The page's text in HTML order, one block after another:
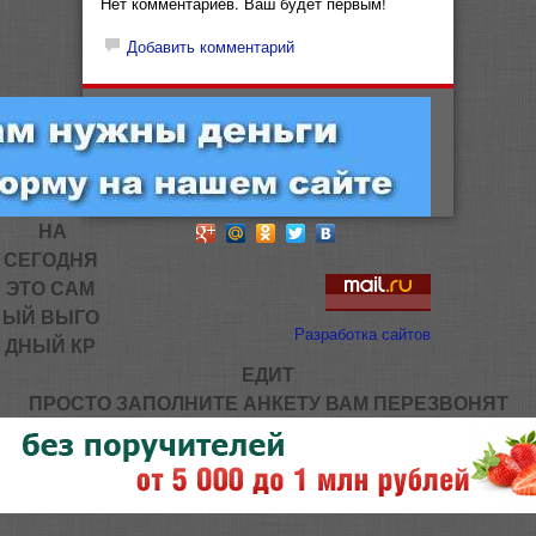
Добавить комментарий
Разработка сайтов
НА
СЕГОДНЯ
ЭТО САМ
ЫЙ ВЫГО
ДНЫЙ КР
ЕДИТ
ПРОСТО ЗАПОЛНИТЕ АНКЕТУ ВАМ ПЕРЕЗВОНЯТ